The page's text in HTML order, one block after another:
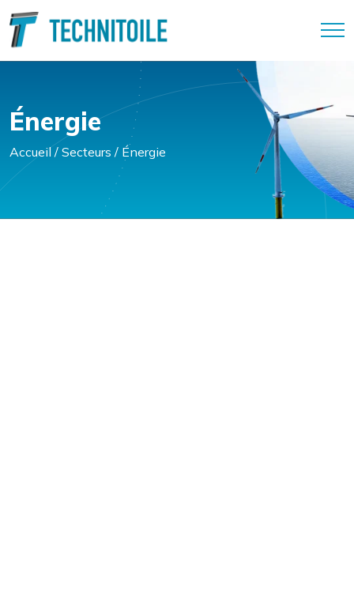
Panneau de gestion des cookies
Énergie
Accueil/ Secteurs / Énergie